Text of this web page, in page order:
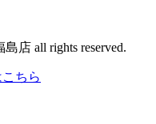
店 all rights reserved.